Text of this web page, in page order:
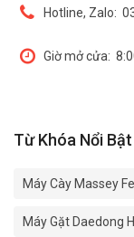
Hotline, Zalo:
Giờ mở cửa:
Từ Khóa Nổi Bật
Máy Cày Massey
Máy Gặt Daedong